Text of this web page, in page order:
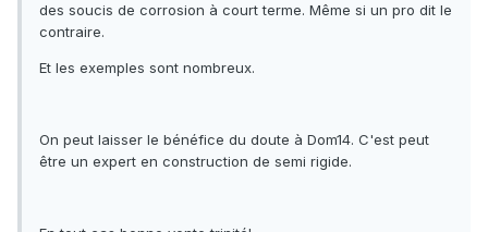
des soucis de corrosion à court terme. Même si un pro dit le
contraire.
Et les exemples sont nombreux.
On peut laisser le bénéfice du doute à Dom14. C'est peut
être un expert en construction de semi rigide.